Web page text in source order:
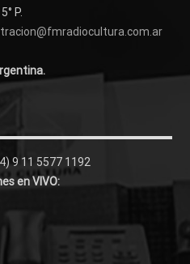
P.
9 11 5577 1192
en VIVO: